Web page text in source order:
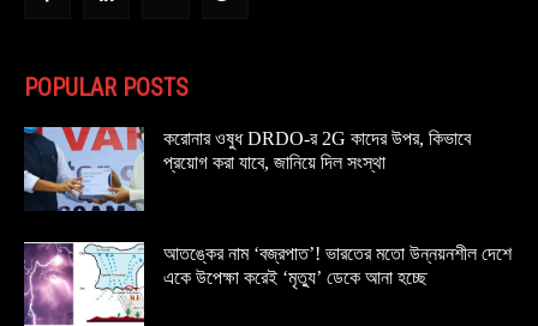
POPULAR POSTS
করোনার ওষুধ DRDO-র 2G কাদের উপর, কিভাবে
প্রয়োগ করা যাবে, জানিয়ে দিল সংস্থা
আতঙ্কের নাম ‘বজ্রপাত’! ভারতের মতো উন্নয়নশীল দেশে
একে উপেক্ষা করেই ‘মৃত্যু’ ডেকে আনা হচ্ছে